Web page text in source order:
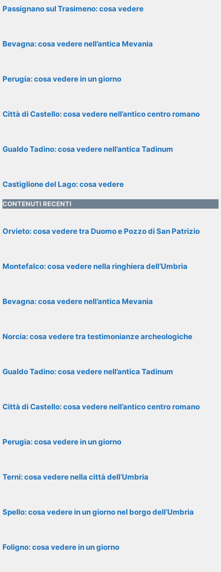
Passignano sul Trasimeno: cosa vedere
Bevagna: cosa vedere nell’antica Mevania
Perugia: cosa vedere in un giorno
Città di Castello: cosa vedere nell’antico centro romano
Gualdo Tadino: cosa vedere nell’antica Tadinum
Castiglione del Lago: cosa vedere
CONTENUTI RECENTI
Orvieto: cosa vedere tra Duomo e Pozzo di San Patrizio
Montefalco: cosa vedere nella ringhiera dell’Umbria
Bevagna: cosa vedere nell’antica Mevania
Norcia: cosa vedere tra testimonianze archeologiche
Gualdo Tadino: cosa vedere nell’antica Tadinum
Città di Castello: cosa vedere nell’antico centro romano
Perugia: cosa vedere in un giorno
Terni: cosa vedere nella città dell’Umbria
Spello: cosa vedere in un giorno nel borgo dell’Umbria
Foligno: cosa vedere in un giorno